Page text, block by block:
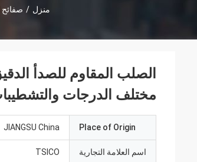
منزل / صفائح
الصلب المقاوم للصدأ
مختلف الدرجات
Place of Origin
JIANGSU China
اسم العلامة التجارية TSICO